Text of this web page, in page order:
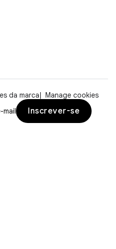
da marca
Manage cookies
Inscrever-se